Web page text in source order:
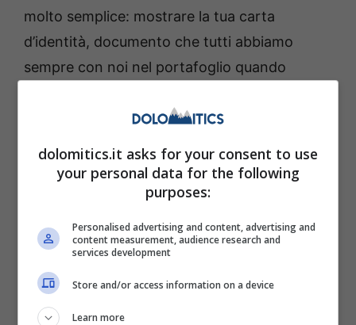
molto semplice: mostrare la tua carta
d’identità, documento che tutti abbiamo
sempre con noi nel portafoglio quando
potrai fare la tua spesa alimentare con più
dolomitics.it asks for your consent to use
your personal data for the following
purposes:
Personalised advertising and content, advertising and
content measurement, audience research and
services development
Store and/or access information on a device
Learn more